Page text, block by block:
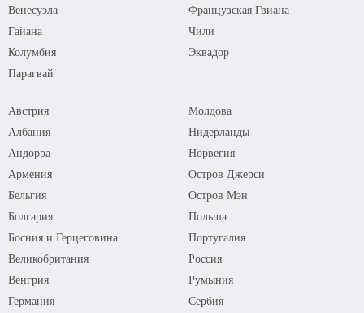
Венесуэла
Гайана
Колумбия
Парагвай
Французская Гвиана
Чили
Эквадор
Австрия
Албания
Андорра
Армения
Бельгия
Болгария
Босния и Герцеговина
Великобритания
Венгрия
Германия
Молдова
Нидерланды
Норвегия
Остров Джерси
Остров Мэн
Польша
Португалия
Россия
Румыния
Сербия